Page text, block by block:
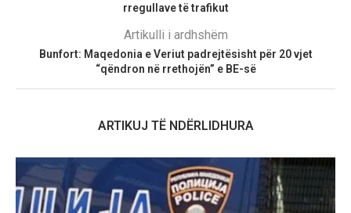
rregullave të trafikut
Artikulli i ardhshëm
Bunfort: Maqedonia e Veriut padrejtësisht për 20 vjet
“qëndron në rrethojën” e BE-së
ARTIKUJ TË NDËRLIDHURA